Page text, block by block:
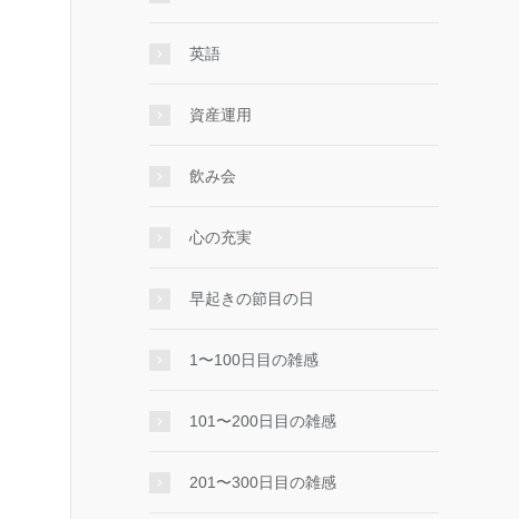
英語
資産運用
飲み会
心の充実
早起きの節目の日
1〜100日目の雑感
101〜200日目の雑感
201〜300日目の雑感